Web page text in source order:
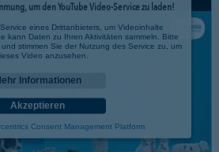
um den YouTube Video-Service zu laden!
eines Drittanbieters, um Videoinhalte
kann Daten zu Ihren Aktivitäten sammeln. Bitte
stimmen Sie der Nutzung des Service zu, um
Video anzusehen.
Informationen
Akzeptieren
Consent Management Platform